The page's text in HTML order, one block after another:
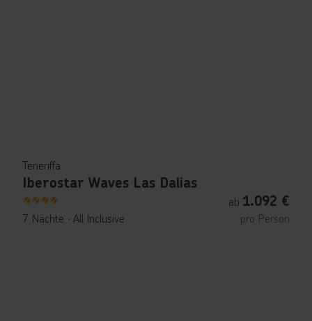
Teneriffa
Iberostar Waves Las Dalias
4
7 Nächte ∙ All Inclusive
ab 1.092 €
pro Person